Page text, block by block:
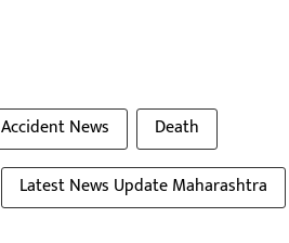
Accident News
Death
Latest News Update Maharashtra